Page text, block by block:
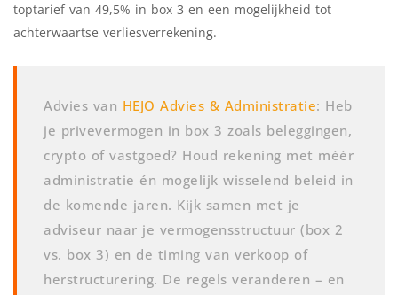
toptarief van 49,5% in box 3 en een mogelijkheid tot
achterwaartse verliesverrekening.
Advies van HEJO Advies & Administratie: Heb
je privevermogen in box 3 zoals beleggingen,
crypto of vastgoed? Houd rekening met méér
administratie én mogelijk wisselend beleid in
de komende jaren. Kijk samen met je
adviseur naar je vermogensstructuur (box 2
vs. box 3) en de timing van verkoop of
herstructurering. De regels veranderen – en